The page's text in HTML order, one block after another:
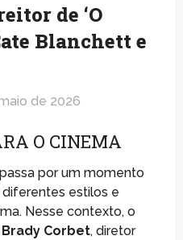
de ‘O
Blanchett e
de 2026
O CINEMA
por um momento
estilos e
Nesse contexto, o
Brady Corbet, diretor